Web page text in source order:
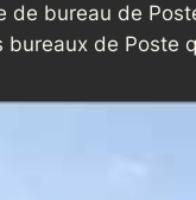
bureau de
bureaux de